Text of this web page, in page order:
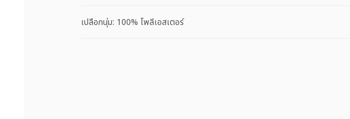
เปลือกนุ่ม: 100% โพลีเอสเตอร์